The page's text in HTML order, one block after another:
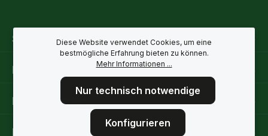
Service-Hotline
Rechtliche Hinweise
Informationen
Folge uns
Diese Website verwendet Cookies, um eine
bestmögliche Erfahrung bieten zu können.
Mehr Informationen ...
Nur technisch notwendige
Konfigurieren